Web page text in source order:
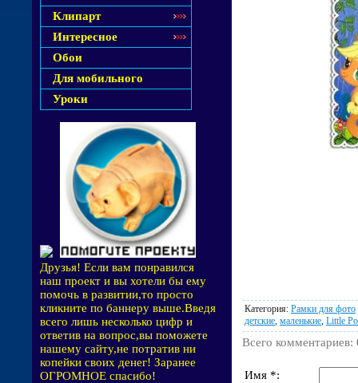
Клипарт
Интересное
Обои
Для мобильного
Уроки
Друзья! Если вам понравился
наш проект и вы хотели бы ему
помочь в развитии,то просто
кликните по баннеру выше.Введя
всего лишь несколько цифр и
ответив на вопрос,вы поможете
нашему сайту,не потратив ни
копейки своих денег! Заранее
ОГРОМНОЕ спасибо!
Категория: Рамки для фото
детские маленькие Little
Всего комментариев:
Имя *: